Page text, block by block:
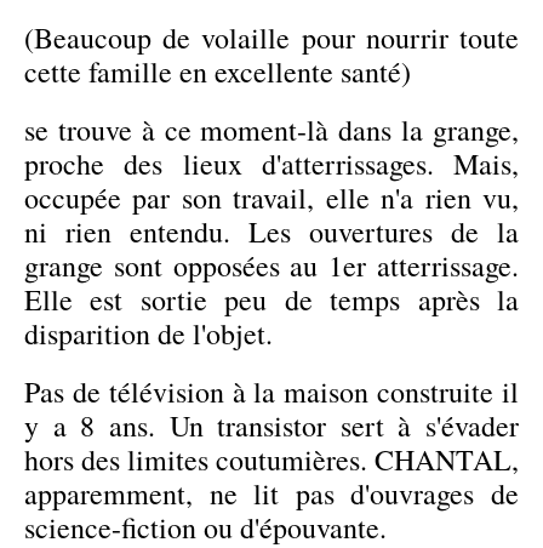
(Beaucoup de volaille pour nourrir toute
cette famille en excellente santé)
se trouve à ce moment-là dans la grange,
proche des lieux d'atterrissages. Mais,
occupée par son travail, elle n'a rien vu,
ni rien entendu. Les ouvertures de la
grange sont opposées au 1er atterrissage.
Elle est sortie peu de temps après la
disparition de l'objet.
Pas de télévision à la maison construite il
y a 8 ans. Un transistor sert à s'évader
hors des limites coutumières. CHANTAL,
apparemment, ne lit pas d'ouvrages de
science-fiction ou d'épouvante.